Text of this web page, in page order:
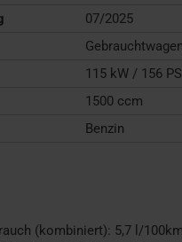
07/2025
Gebrauchtwagen
115 kW / 156 PS
1500 ccm
Benzin
(kombiniert): 5,7 l/100km